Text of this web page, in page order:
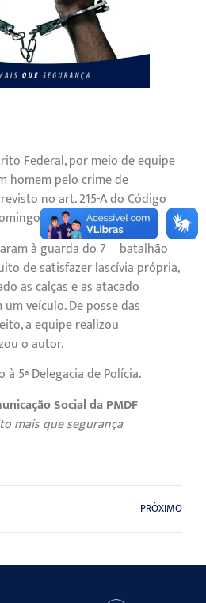
Federal, por meio de equipe
homem pelo crime de
no art. 215-A do Código
(10/08), no Sudoeste.
à guarda do 7º batalhão
de satisfazer lascívia própria,
as calças e as atacado
veículo. De posse das
a equipe realizou
o autor.
5ª Delegacia de Polícia.
Social da PMDF
mais que segurança
PRÓXIMO